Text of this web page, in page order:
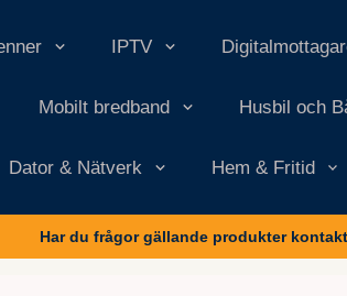
IPTV
Mobilt bredband Husbil och
Dator & Nätverk Hem & Fritid
Har du frågor gällande produkter